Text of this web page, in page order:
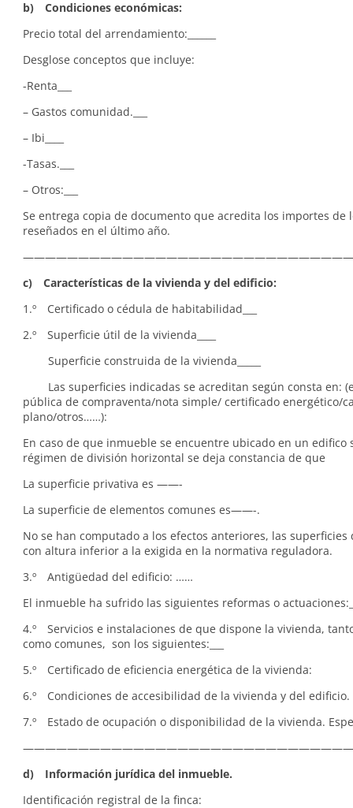
b) Condiciones económicas:
Precio total del arrendamiento:______
Desglose conceptos que incluye:
-Renta___
– Gastos comunidad.___
– Ibi____
-Tasas.___
– Otros:___
Se entrega copia de documento que acredita los importes de
reseñados en el último año.
c) Características de la vivienda y del edificio:
1.º Certificado o cédula de habitabilidad___
2.º Superficie útil de la vivienda____
Superficie construida de la vivienda_____
Las superficies indicadas se acreditan según consta en:
pública de compraventa/nota simple/ certificado energético/
plano/otros……):
En caso de que inmueble se encuentre ubicado en un edifico
régimen de división horizontal se deja constancia de que
La superficie privativa es ——-
La superficie de elementos comunes es——-.
No se han computado a los efectos anteriores, las superficies
con altura inferior a la exigida en la normativa reguladora.
3.º Antigüedad del edificio: ……
El inmueble ha sufrido las siguientes reformas o
4.º Servicios e instalaciones de que dispone la vivienda,
como comunes, son los siguientes:___
5.º Certificado de eficiencia energética de la vivienda:
6.º Condiciones de accesibilidad de la vivienda y del edificio.
7.º Estado de ocupación o disponibilidad de la vivienda.
d) Información jurídica del inmueble.
Identificación registral de la finca: